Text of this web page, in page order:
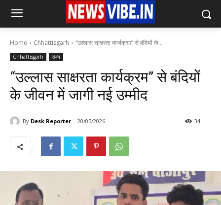
Home Chhattisgarh “उल्लास साक्षरता कार्यक्रम” से बंदियों के...
Chhattisgarh राज्य
“उल्लास साक्षरता कार्यक्रम” से बंदियों
के जीवन में जागी नई उम्मीद
By Desk Reporter 20/05/2026 34